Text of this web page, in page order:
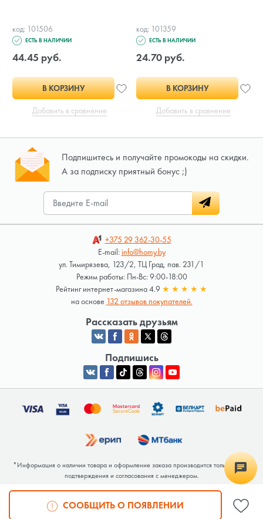
СООБЩИТЬ О ПОЯВЛЕНИИ
код: 101506
ЕСТЬ В НАЛИЧИИ
44.45 руб.
В КОРЗИНУ
Добавить в сравнение
код: 101359
ЕСТЬ В НАЛИЧИИ
24.70 руб.
В КОРЗИНУ
Добавить в сравнение
Подпишитесь и получайте промокоды на скидки.
А за подписку приятный бонус ;)
+375 29362-30-55
E-mail:info@homy.by
ул. Тимирязева, 123/2, ТЦ Град, пав. 231/1
Режим работы: Пн-Вс: 9:00-18:00
Рейтинг интернет-магазина 4.9 ★ ★ ★ ★ ★
на основе 132 отзывов покупателей.
Рассказать друзьям
Подпишись
*Информация о наличии товара и оформление заказа производится только после
подтверждения и согласования с менеджером.
Общество с ограниченной ответственностью «Люкрай» Юридический адрес:
220062, г. Минск, ул. Тимирязева, дом 123, корп. 2, оф. 367/2 Почтовый адрес:
220062, г. Минск, ул. Тимирязева, дом 123, корп. 2, оф. 367/2 УНП 691764371